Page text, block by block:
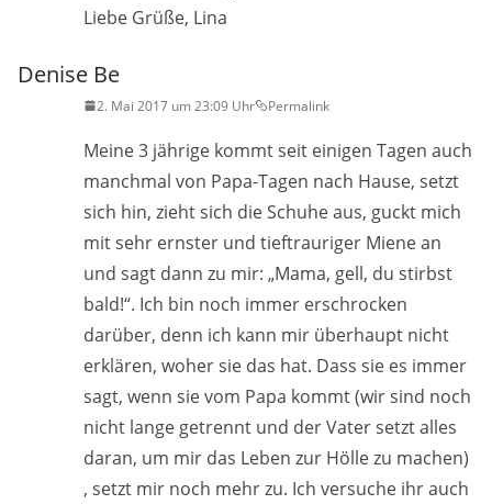
Liebe Grüße, Lina
Denise Be
2. Mai 2017 um 23:09 Uhr Permalink
Meine 3 jährige kommt seit einigen Tagen auch
manchmal von Papa-Tagen nach Hause, setzt
sich hin, zieht sich die Schuhe aus, guckt mich
mit sehr ernster und tieftrauriger Miene an
und sagt dann zu mir: „Mama, gell, du stirbst
bald!“. Ich bin noch immer erschrocken
darüber, denn ich kann mir überhaupt nicht
erklären, woher sie das hat. Dass sie es immer
sagt, wenn sie vom Papa kommt (wir sind noch
nicht lange getrennt und der Vater setzt alles
daran, um mir das Leben zur Hölle zu machen)
, setzt mir noch mehr zu. Ich versuche ihr auch